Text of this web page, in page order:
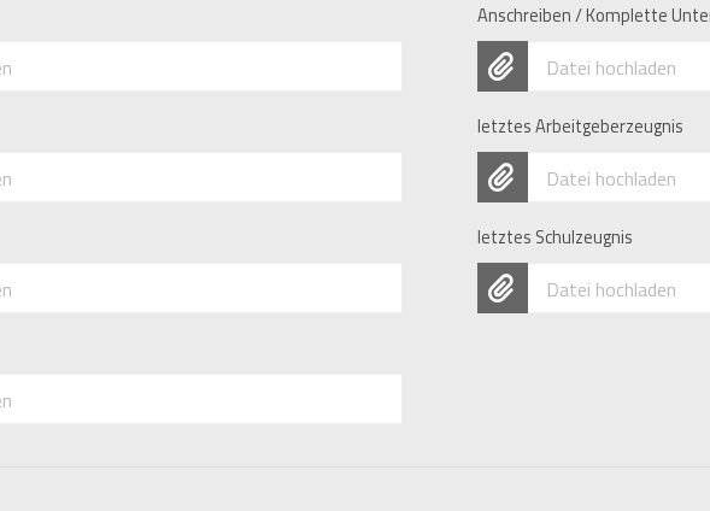
Anschreiben / Komplette
Datei hochladen
letztes Arbeitgeberzeugnis
Datei hochladen
letztes Schulzeugnis
Datei hochladen